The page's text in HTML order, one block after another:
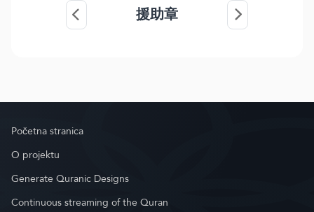
援助章
Početna stranica
O projektu
Generate Quranic Designs
Continuous streaming of the Quran